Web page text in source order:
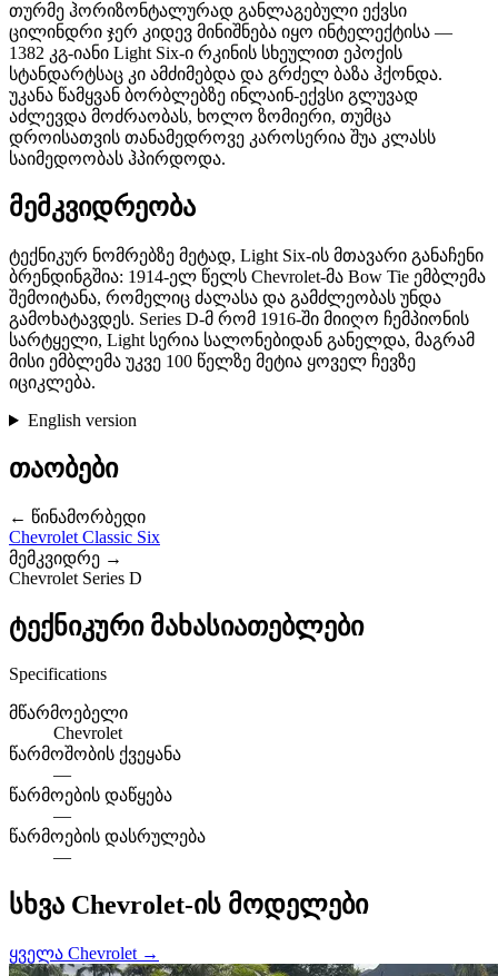
თურმე ჰორიზონტალურად განლაგებული ექვსი
ცილინდრი ჯერ კიდევ მინიშნება იყო ინტელექტისა —
1382 კგ-იანი Light Six-ი რკინის სხეულით ეპოქის
სტანდარტსაც კი ამძიმებდა და გრძელ ბაზა ჰქონდა.
უკანა წამყვან ბორბლებზე ინლაინ-ექვსი გლუვად
აძლევდა მოძრაობას, ხოლო ზომიერი, თუმცა
დროისათვის თანამედროვე კაროსერია შუა კლასს
საიმედოობას ჰპირდოდა.
მემკვიდრეობა
ტექნიკურ ნომრებზე მეტად, Light Six-ის მთავარი განაჩენი
ბრენდინგშია: 1914-ელ წელს Chevrolet-მა Bow Tie ემბლემა
შემოიტანა, რომელიც ძალასა და გამძლეობას უნდა
გამოხატავდეს. Series D-მ რომ 1916-ში მიიღო ჩემპიონის
სარტყელი, Light სერია სალონებიდან განელდა, მაგრამ
მისი ემბლემა უკვე 100 წელზე მეტია ყოველ ჩევზე
იციკლება.
English version
თაობები
← წინამორბედი
Chevrolet Classic Six
მემკვიდრე →
Chevrolet Series D
ტექნიკური მახასიათებლები
Specifications
მწარმოებელი
Chevrolet
წარმოშობის ქვეყანა
—
წარმოების დაწყება
—
წარმოების დასრულება
—
სხვა Chevrolet-ის მოდელები
ყველა Chevrolet →